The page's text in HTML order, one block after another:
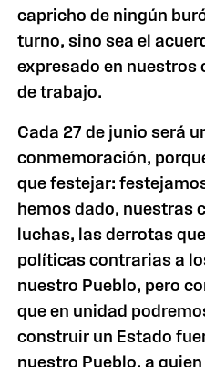
capricho de ningún
turno, sino sea el
expresado en
de trabajo.
Cada 27 de junio será
conmemoración,
que festejar:
hemos dado, nuestras
luchas, las derrotas
políticas contrarias a
nuestro Pueblo, pero
que en unidad
construir un Estado
nuestro Pueblo, a